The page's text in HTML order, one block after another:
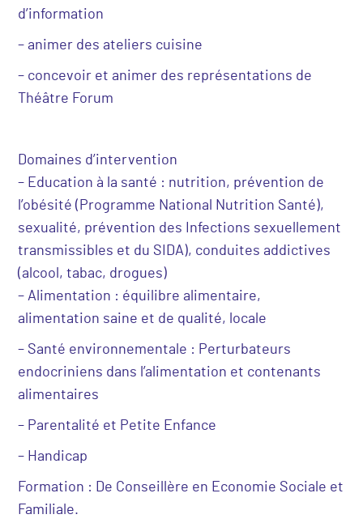
d’information
– animer des ateliers cuisine
– concevoir et animer des représentations de
Théâtre Forum
Domaines d’intervention
– Education à la santé : nutrition, prévention de
l’obésité (Programme National Nutrition Santé),
sexualité, prévention des Infections sexuellement
transmissibles et du SIDA), conduites addictives
(alcool, tabac, drogues)
– Alimentation : équilibre alimentaire,
alimentation saine et de qualité, locale
– Santé environnementale : Perturbateurs
endocriniens dans l’alimentation et contenants
alimentaires
– Parentalité et Petite Enfance
– Handicap
Formation : De Conseillère en Economie Sociale et
Familiale.